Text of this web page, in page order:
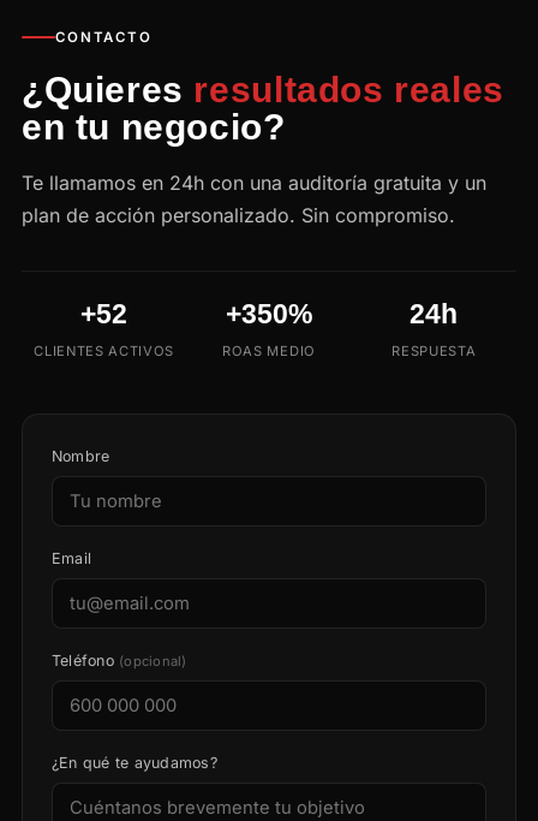
CONTACTO
¿Quieres resultados reales
en tu negocio?
Te llamamos en 24h con una auditoría gratuita y un
plan de acción personalizado. Sin compromiso.
+52
CLIENTES ACTIVOS
+350%
ROAS MEDIO
24h
RESPUESTA
Nombre
Email
Teléfono (opcional)
¿En qué te ayudamos?